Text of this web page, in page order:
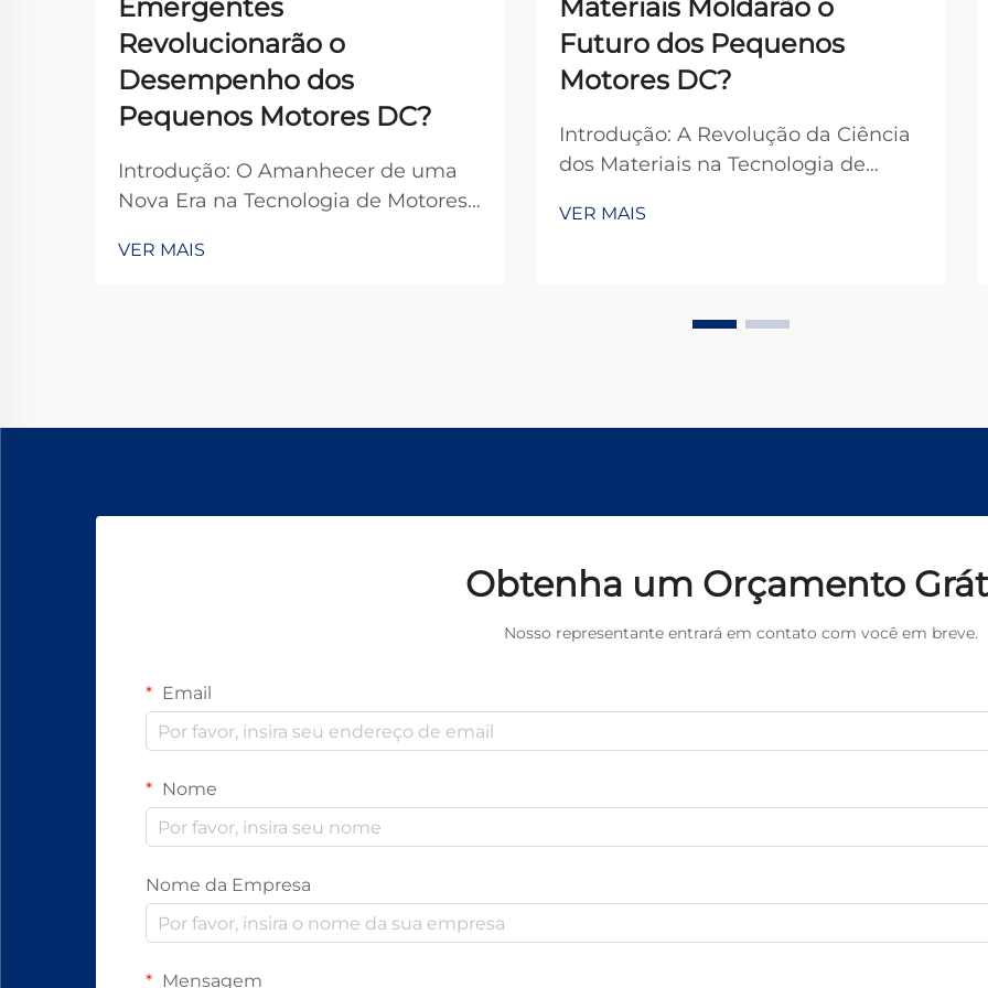
Emergentes
Revolucionarão o
Desempenho dos
Pequenos Motores DC?
Introdução: O Amanhecer de uma
Nova Era na Tecnologia de Motores
pequenos motores DC encontra-se
VER MAIS
Materiais Moldarão o
Futuro dos Pequenos
Motores DC?
Introdução: A Revolução da Ciência
dos Materiais na Tecnologia de
pequenos está passando por uma
VER MAIS
Obtenha um Orçamento
Nosso representante entrará em contato com você em breve.
Email
Nome
Nome da Empresa
Mensagem